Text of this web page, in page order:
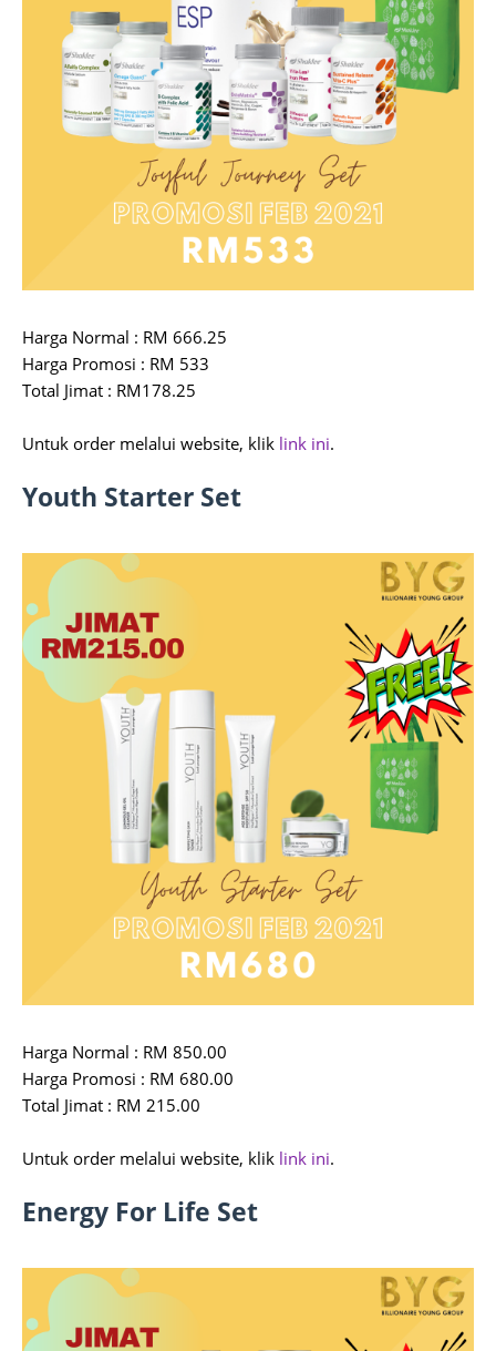
Harga Normal : RM 666.25
Harga Promosi : RM 533
Total Jimat : RM178.25
Untuk order melalui website, klik link ini.
Youth Starter Set
Harga Normal : RM 850.00
Harga Promosi : RM 680.00
Total Jimat : RM 215.00
Untuk order melalui website, klik link ini.
Energy For Life Set